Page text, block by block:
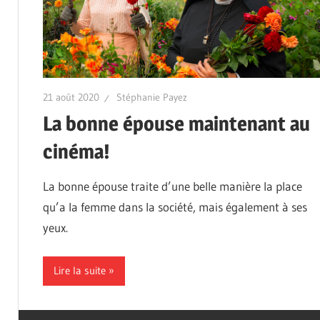
21 août 2020 Stéphanie Payez
La bonne épouse maintenant au
cinéma!
La bonne épouse traite d’une belle manière la place
qu’a la femme dans la société, mais également à ses
yeux.
Lire la suite